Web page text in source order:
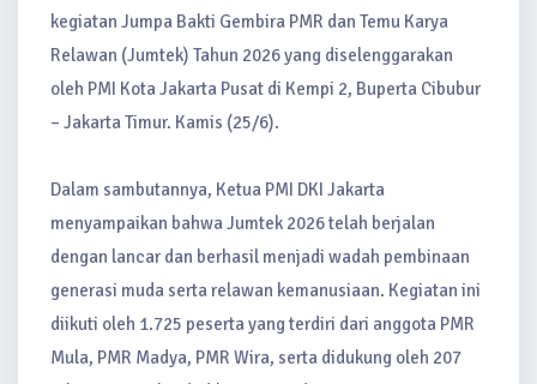
kegiatan Jumpa Bakti Gembira PMR dan Temu Karya
Relawan (Jumtek) Tahun 2026 yang diselenggarakan
oleh PMI Kota Jakarta Pusat di Kempi 2, Buperta Cibubur
– Jakarta Timur. Kamis (25/6).
Dalam sambutannya, Ketua PMI DKI Jakarta
menyampaikan bahwa Jumtek 2026 telah berjalan
dengan lancar dan berhasil menjadi wadah pembinaan
generasi muda serta relawan kemanusiaan. Kegiatan ini
diikuti oleh 1.725 peserta yang terdiri dari anggota PMR
Mula, PMR Madya, PMR Wira, serta didukung oleh 207